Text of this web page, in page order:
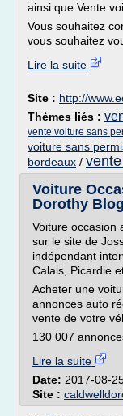
ainsi que Vente
Vous souhaitez
vous souhaitez
Lire la suite
Site : http://
Thèmes liés :
vente voiture sans
voiture sans
bordeaux /
Voiture
Dorothy Blog
Voiture occasion
sur le site de
indépendant
Calais, Picardie
Acheter une
annonces auto
vente de votre
130 007
Lire la suite
Date: 2017-08-
Site :